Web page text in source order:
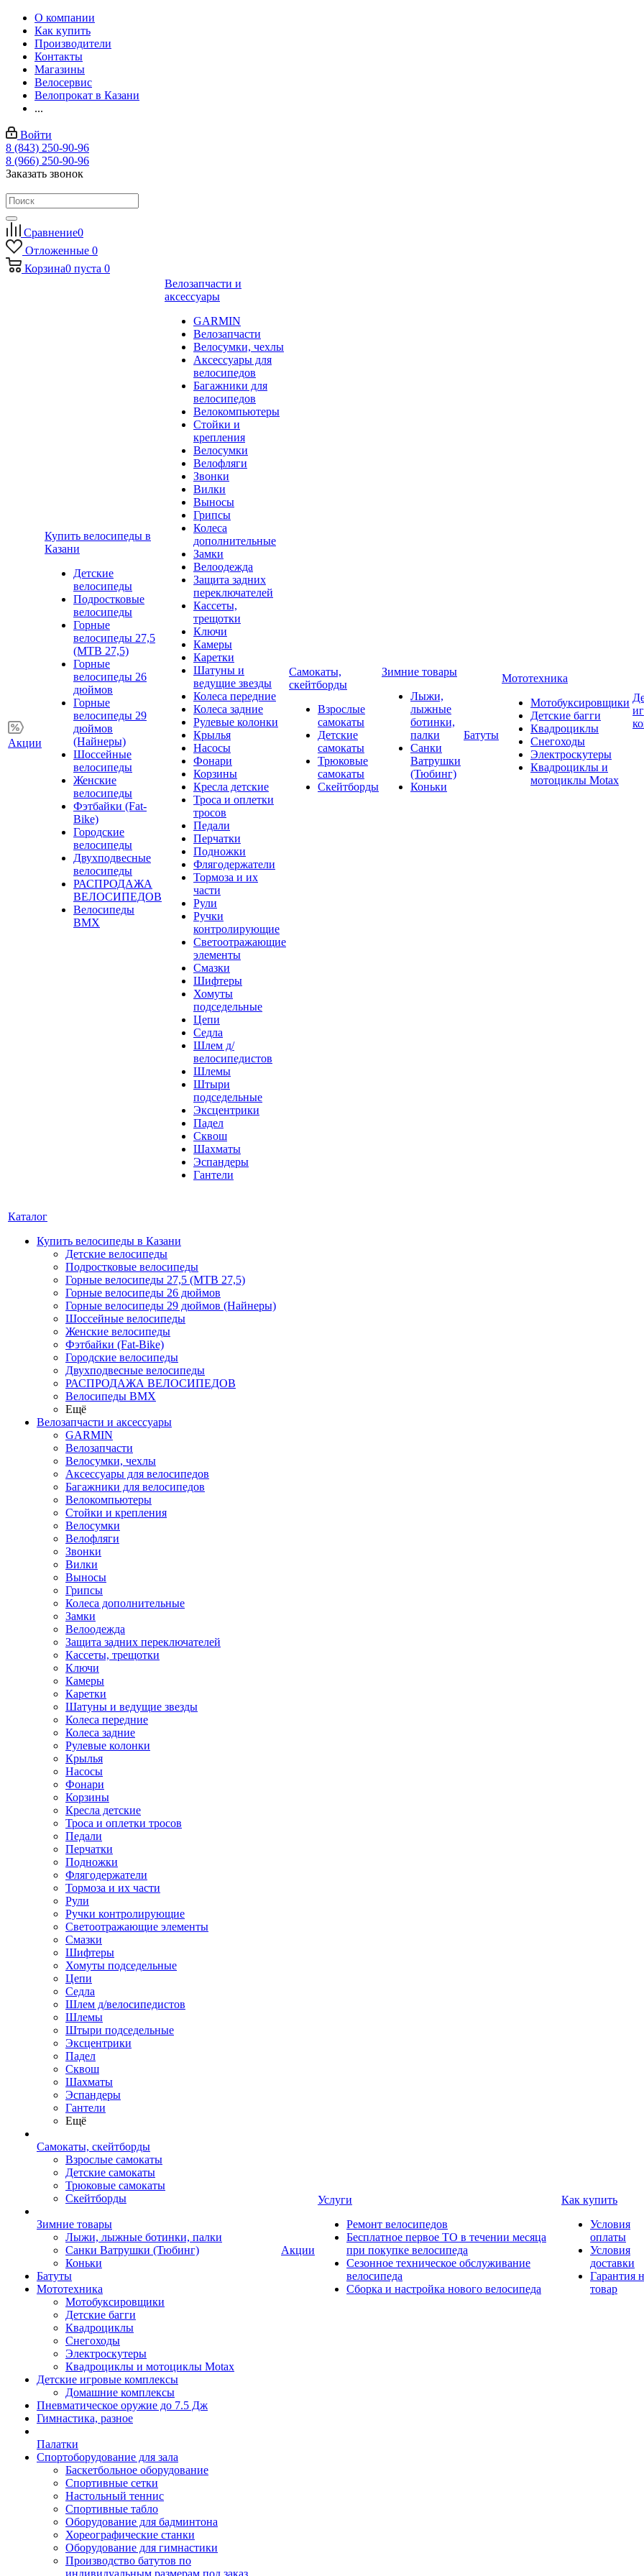
О компании
Как купить
Производители
Контакты
Магазины
Велосервис
Велопрокат в Казани
...
Войти
8 (843) 250-90-96
8 (966) 250-90-96
Заказать звонок
Сравнение0
Отложенные 0
Корзина0 пуста 0
Акции
Купить велосипеды в
Казани
Детские
велосипеды
Подростковые
велосипеды
Горные
велосипеды 27,5
(MTB 27,5)
Горные
велосипеды 26
дюймов
Горные
велосипеды 29
дюймов
(Найнеры)
Шоссейные
велосипеды
Женские
велосипеды
Фэтбайки (Fat-
Bike)
Городские
велосипеды
Двухподвесные
велосипеды
РАСПРОДАЖА
ВЕЛОСИПЕДОВ
Велосипеды
BMX
Велозапчасти и
аксессуары
GARMIN
Велозапчасти
Велосумки, чехлы
Аксессуары для
велосипедов
Багажники для
велосипедов
Велокомпьютеры
Стойки и
крепления
Велосумки
Велофляги
Звонки
Вилки
Выносы
Грипсы
Колеса
дополнительные
Замки
Велоодежда
Защита задних
переключателей
Кассеты,
трещотки
Ключи
Камеры
Каретки
Шатуны и
ведущие звезды
Колеса передние
Колеса задние
Рулевые колонки
Крылья
Насосы
Фонари
Корзины
Кресла детские
Троса и оплетки
тросов
Педали
Перчатки
Подножки
Флягодержатели
Тормоза и их
части
Рули
Ручки
контролирующие
Светоотражающие
элементы
Смазки
Шифтеры
Хомуты
подседельные
Цепи
Седла
Шлем д/
велосипедистов
Шлемы
Штыри
подседельные
Эксцентрики
Падел
Сквош
Шахматы
Эспандеры
Гантели
Самокаты,
скейтборды
Взрослые
самокаты
Детские
самокаты
Трюковые
самокаты
Скейтборды
Зимние товары
Лыжи,
лыжные
ботинки,
палки
Санки
Ватрушки
(Тюбинг)
Коньки
Батуты
Мототехника
Мотобуксировщики
Детские багги
Квадроциклы
Снегоходы
Электроскутеры
Квадроциклы и
мотоциклы Motax
Каталог
Купить велосипеды в Казани
Детские велосипеды
Подростковые велосипеды
Горные велосипеды 27,5 (MTB 27,5)
Горные велосипеды 26 дюймов
Горные велосипеды 29 дюймов (Найнеры)
Шоссейные велосипеды
Женские велосипеды
Фэтбайки (Fat-Bike)
Городские велосипеды
Двухподвесные велосипеды
РАСПРОДАЖА ВЕЛОСИПЕДОВ
Велосипеды BMX
Ещё
Велозапчасти и аксессуары
GARMIN
Велозапчасти
Велосумки, чехлы
Аксессуары для велосипедов
Багажники для велосипедов
Велокомпьютеры
Стойки и крепления
Велосумки
Велофляги
Звонки
Вилки
Выносы
Грипсы
Колеса дополнительные
Замки
Велоодежда
Защита задних переключателей
Кассеты, трещотки
Ключи
Камеры
Каретки
Шатуны и ведущие звезды
Колеса передние
Колеса задние
Рулевые колонки
Крылья
Насосы
Фонари
Корзины
Кресла детские
Троса и оплетки тросов
Педали
Перчатки
Подножки
Флягодержатели
Тормоза и их части
Рули
Ручки контролирующие
Светоотражающие элементы
Смазки
Шифтеры
Хомуты подседельные
Цепи
Седла
Шлем д/велосипедистов
Шлемы
Штыри подседельные
Эксцентрики
Падел
Сквош
Шахматы
Эспандеры
Гантели
Ещё
Самокаты, скейтборды
Взрослые самокаты
Детские самокаты
Трюковые самокаты
Скейтборды
Зимние товары
Лыжи, лыжные ботинки, палки
Санки Ватрушки (Тюбинг)
Коньки
Батуты
Мототехника
Мотобуксировщики
Детские багги
Квадроциклы
Снегоходы
Электроскутеры
Квадроциклы и мотоциклы Motax
Детские игровые комплексы
Домашние комплексы
Пневматическое оружие до 7.5 Дж
Гимнастика, разное
Палатки
Спортоборудование для зала
Баскетбольное оборудование
Спортивные сетки
Настольный теннис
Спортивные табло
Оборудование для бадминтона
Хореографические станки
Оборудование для гимнастики
Производство батутов по
индивидуальным размерам под заказ
Акции
Услуги
Ремонт велосипедов
Бесплатное первое ТО в течении месяца
при покупке велосипеда
Сезонное техническое обслуживание
велосипеда
Сборка и настройка нового велосипеда
Как купить
Условия
оплаты
Условия
доставки
Гарантия
товар